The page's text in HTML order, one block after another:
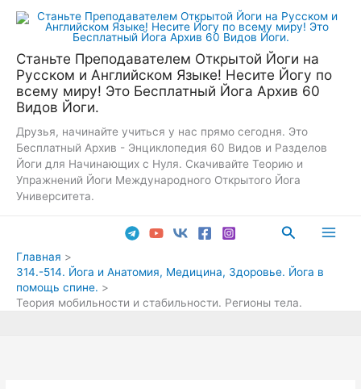
Перейти
Станьте Преподавателем Открытой Йоги на
Русском и Английском Языке! Несите Йогу по
всему миру! Это Бесплатный Йога Архив 60
Видов Йоги.
Друзья, начинайте учиться у нас прямо сегодня. Это
Бесплатный Архив - Энциклопедия 60 Видов и Разделов
Йоги для Начинающих с Нуля. Скачивайте Теорию и
Упражнений Йоги Международного Открытого Йога
Университета.
Поиск
Главная
314.-514. Йога и Анатомия, Медицина, Здоровье. Йога в
помощь спине.
Теория мобильности и стабильности. Регионы тела.